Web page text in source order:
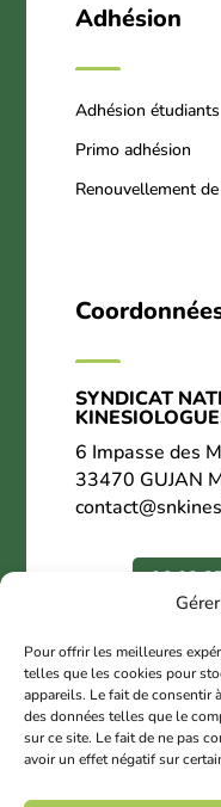
Pour offrir les meilleures
telles que les cookies pour
appareils. Le fait de consentir
des données telles que le
sur ce site. Le fait de ne pas
avoir un effet négatif sur
Adhésion
Adhésion étudiants
Primo adhésion
Renouvellement de
SYNDICAT
6 Impasse des
33470 GUJAN